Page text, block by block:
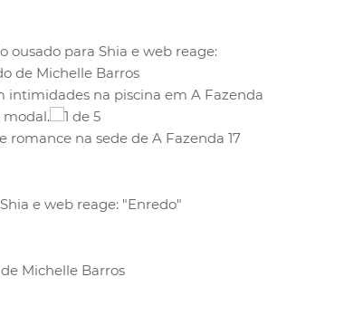
modal.
1 de 5
romance na sede de A Fazenda 17
e web reage: "Enredo"
Michelle Barros